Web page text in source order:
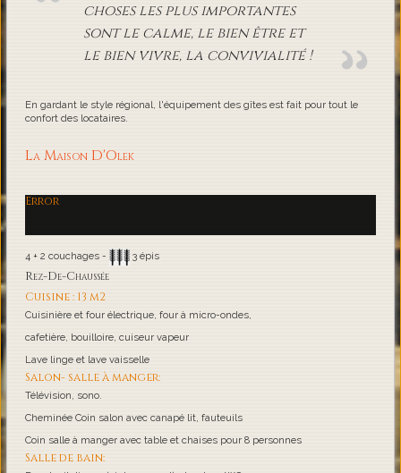
choses les plus importantes
sont le calme, le bien être et
le bien vivre, la convivialité !
En gardant le style régional, l'équipement des gîtes est fait pour tout le
confort des locataires.
La Maison D'Olek
Error
4 + 2 couchages - 3 épis
Rez-De-Chaussée
Cuisine : 13 m2
Cuisinière et four électrique, four à micro-ondes,
cafetière, bouilloire, cuiseur vapeur
Lave linge et lave vaisselle
Salon- salle à manger:
Télévision, sono.
Cheminée Coin salon avec canapé lit, fauteuils
Coin salle à manger avec table et chaises pour 8 personnes
Salle de bain: